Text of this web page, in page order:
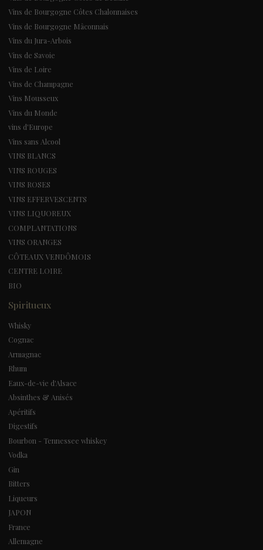
Vins de Bourgogne Côtes Chalonnaises
Vins de Bourgogne Mâconnais
Vins du Jura-Arbois
Vins de Savoie
Vins de Loire
Vins de Champagne
Vins Mousseux
Vins du Monde
vins d'Europe
Vins sans Alcool
VINS BLANCS
VINS ROUGES
VINS ROSES
VINS EFFERVESCENTS
VINS LIQUOREUX
COMPLANTATIONS
VINS ORANGES
CÔTEAUX VENDÔMOIS
CENTRE LOIRE
BIO
Spiritueux
Whisky
Cognac
Armagnac
Rhum
Eaux-de-vie d'Alsace
Absinthes & Anisés
Apéritifs
Digestifs
Bourbon - Tennessee whiskey
Vodka
Gin
Bitters
Liqueurs
JAPON
France
Allemagne